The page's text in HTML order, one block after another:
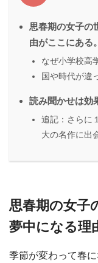
思春期の女子の
由がここにある。
なぜ小学校高
国や時代が違
読み聞かせは効
追記：さらに
大の名作に出
思春期の女子
夢中になる理
季節が変わって春